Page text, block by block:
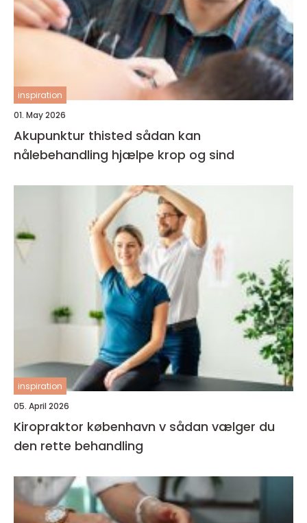
inspiration
01. May 2026
Akupunktur thisted sådan kan
nålebehandling hjælpe krop og sind
inspiration
05. April 2026
Kiropraktor københavn v sådan vælger du
den rette behandling